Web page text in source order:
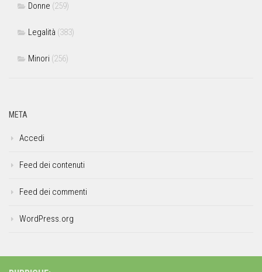
Donne (259)
Legalità (383)
Minori (256)
META
Accedi
Feed dei contenuti
Feed dei commenti
WordPress.org